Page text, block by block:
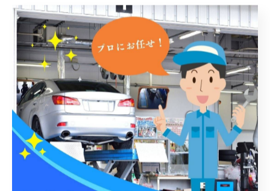
< 前のページ 一覧に戻る 次のページ >
関連タグ
#出張洗車 #丁寧
#3pH洗車